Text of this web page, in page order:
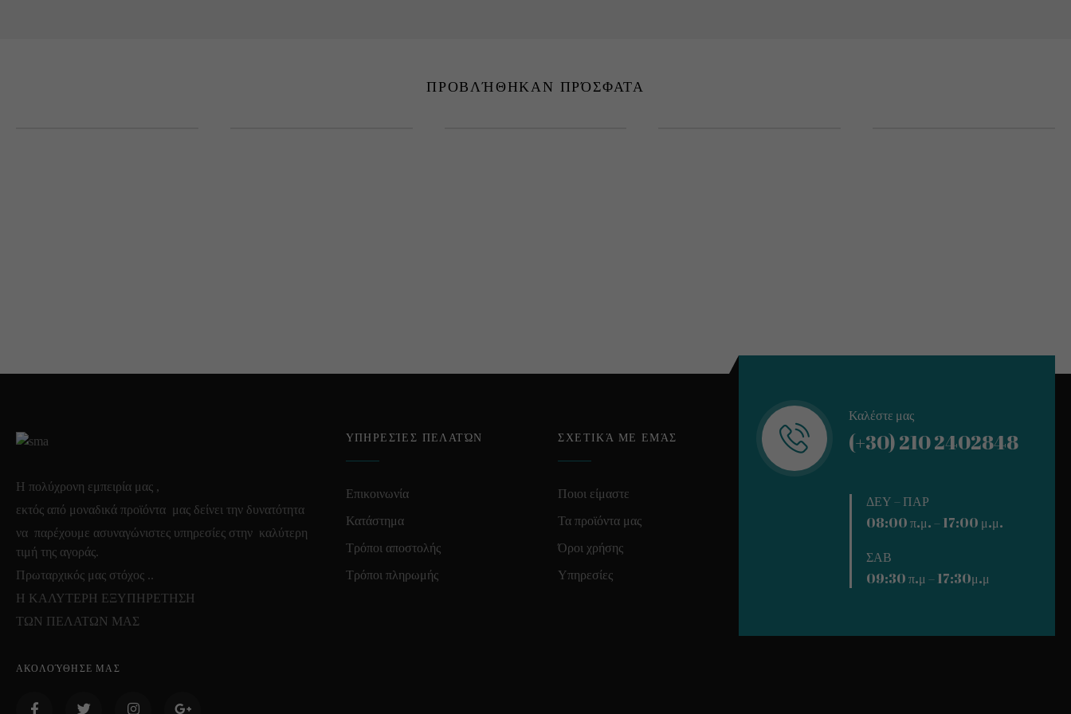
ΠΡΟΒΛΉΘΗΚΑΝ ΠΡΌΣΦΑΤΑ
Η πολύχρονη εμπειρία μας ,
εκτός από μοναδικά προϊόντα μας δείνει την δυνατότητα
να παρέχουμε ασυναγώνιστες υπηρεσίες στην καλύτερη
τιμή της αγοράς.
Πρωταρχικός μας στόχος ..
Η ΚΑΛΥΤΕΡΗ ΕΞΥΠΗΡΕΤΗΣΗ
ΤΩΝ ΠΕΛΑΤΩΝ ΜΑΣ
ΑΚΟΛΟΎΘΗΣΕ ΜΑΣ
ΥΠΗΡΕΣΊΕΣ ΠΕΛΑΤΏΝ
Επικοινωνία
Κατάστημα
Τρόποι αποστολής
Τρόποι πληρωμής
ΣΧΕΤΙΚΆ ΜΕ ΕΜΆΣ
Ποιοι είμαστε
Τα προϊόντα μας
Όροι χρήσης
Υπηρεσίες
Καλέστε μας
(+30) 210 2402848
ΔΕΥ – ΠΑΡ
08:00 π.μ. – 17:00 μ.μ.
ΣΑΒ
09:30 π.μ – 17:30μ.μ